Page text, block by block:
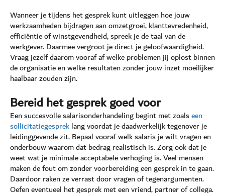
Wanneer je tijdens het gesprek kunt uitleggen hoe jouw
werkzaamheden bijdragen aan omzetgroei, klanttevredenheid,
efficiëntie of winstgevendheid, spreek je de taal van de
werkgever. Daarmee vergroot je direct je geloofwaardigheid.
Vraag jezelf daarom vooraf af welke problemen jij oplost binnen
de organisatie en welke resultaten zonder jouw inzet moeilijker
haalbaar zouden zijn.
Bereid het gesprek goed voor
Een succesvolle salarisonderhandeling begint met zoalseen
sollicitatiegespreklang voordat je daadwerkelijk tegenover je
leidinggevende zit. Bepaal vooraf welk salaris je wilt vragen en
onderbouw waarom dat bedrag realistisch is. Zorg ook dat je
weet wat je minimale acceptabele verhoging is. Veel mensen
maken de fout om zonder voorbereiding een gesprek in te gaan.
Daardoor raken ze verrast door vragen of tegenargumenten.
Oefen eventueel het gesprek met een vriend, partner of collega.